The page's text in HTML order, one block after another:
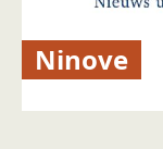
Ninove